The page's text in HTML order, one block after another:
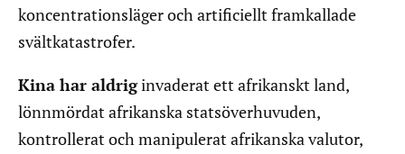
koncentrationsläger och artificiellt framkallade
svältkatastrofer.
Kina har aldriginvaderat ett afrikanskt land,
lönnmördat afrikanska statsöverhuvuden,
kontrollerat och manipulerat afrikanska valutor,